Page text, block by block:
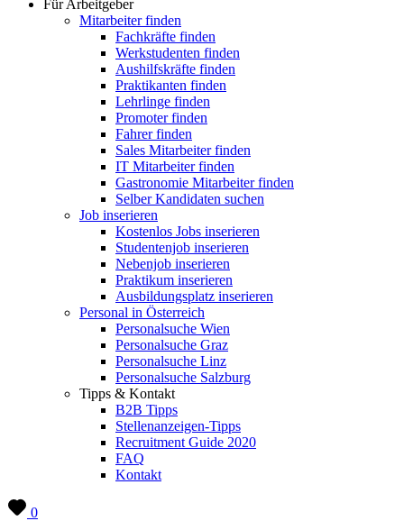
Für Arbeitgeber
Mitarbeiter finden
Fachkräfte finden
Werkstudenten finden
Aushilfskräfte finden
Praktikanten finden
Lehrlinge finden
Promoter finden
Fahrer finden
Sales Mitarbeiter finden
IT Mitarbeiter finden
Gastronomie Mitarbeiter finden
Selber Kandidaten suchen
Job inserieren
Kostenlos Jobs inserieren
Studentenjob inserieren
Nebenjob inserieren
Praktikum inserieren
Ausbildungsplatz inserieren
Personal in Österreich
Personalsuche Wien
Personalsuche Graz
Personalsuche Linz
Personalsuche Salzburg
Tipps & Kontakt
B2B Tipps
Stellenanzeigen-Tipps
Recruitment Guide 2020
FAQ
Kontakt
0